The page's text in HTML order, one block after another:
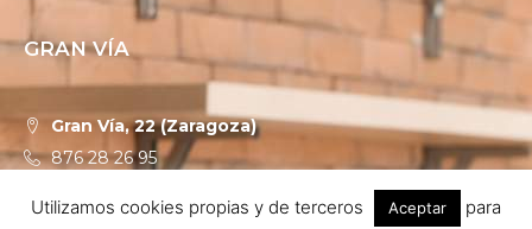
GRAN VÍA
Gran Vía, 22 (Zaragoza)
876 28 26 95
Horarios
Utilizamos cookies propias y de terceros Aceptar para